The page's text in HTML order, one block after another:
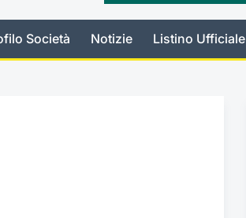
Società Notizie Listino Ufficiale